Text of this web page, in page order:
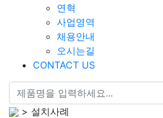
연혁
사업영역
채용안내
오시는길
CONTACT US
> 설치사례